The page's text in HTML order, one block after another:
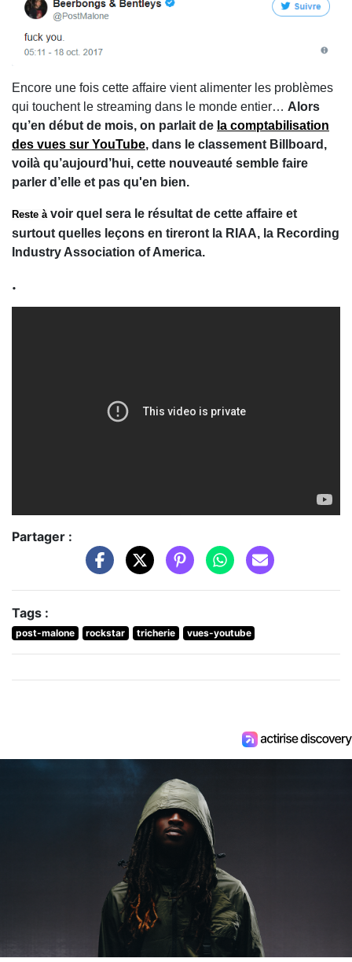
Encore une fois cette affaire vient alimenter les problèmes
qui touchent le streaming dans le monde entier… Alors
qu’en début de mois, on parlait de la comptabilisation
des vues sur YouTube, dans le classement Billboard,
voilà qu’aujourd’hui, cette nouveauté semble faire
parler d’elle et pas qu'en bien.
Reste à voir quel sera le résultat de cette affaire et
surtout quelles leçons en tireront la RIAA, la Recording
Industry Association of America.
.
Partager :
Tags :
post-malone rockstar tricherie vues-youtube